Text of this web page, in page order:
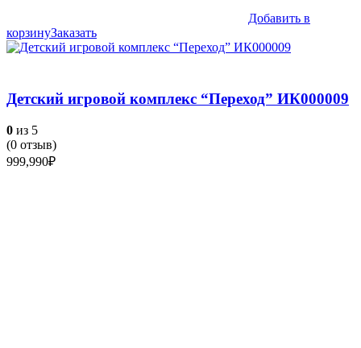
Добавить в
корзинуЗаказать
Детский игровой комплекс “Переход” ИК000009
0 из 5
(0 отзыв)
999,990₽